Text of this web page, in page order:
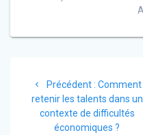
de
l’article
Précédent : Article
précédent
:
Comment
retenir les talents dans un
contexte de difficultés
économiques ?